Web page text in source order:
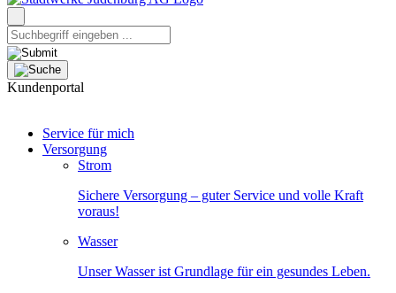
Kundenportal
Service für mich
Versorgung
Strom
Sichere Versorgung – guter Service und volle Kraft
voraus!
Wasser
Unser Wasser ist Grundlage für ein gesundes Leben.